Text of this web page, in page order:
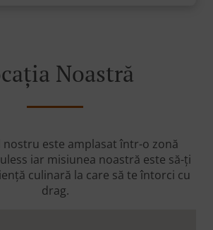
Noastră
nostru este amplasat într-o zonă
iar misiunea noastră este să-ți
culinară la care să te întorci cu
drag.